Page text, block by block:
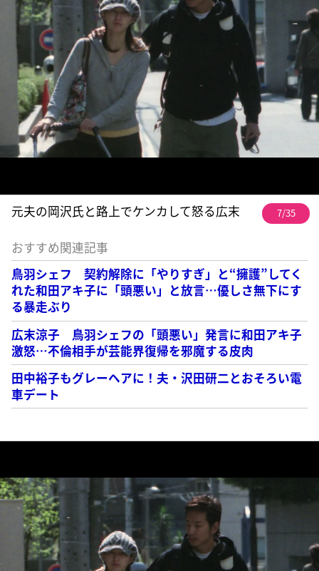
元夫の岡沢氏と路上でケンカして怒る広末 7/35
おすすめ関連記事
鳥羽シェフ 契約解除に「やりすぎ」と“擁護”してく
れた和田アキ子に「頭悪い」と放言…優しさ無下にす
る暴走ぶり
広末涼子 鳥羽シェフの「頭悪い」発言に和田アキ子
激怒…不倫相手が芸能界復帰を邪魔する皮肉
田中裕子もグレーヘアに！夫・沢田研二とおそろい電
車デート